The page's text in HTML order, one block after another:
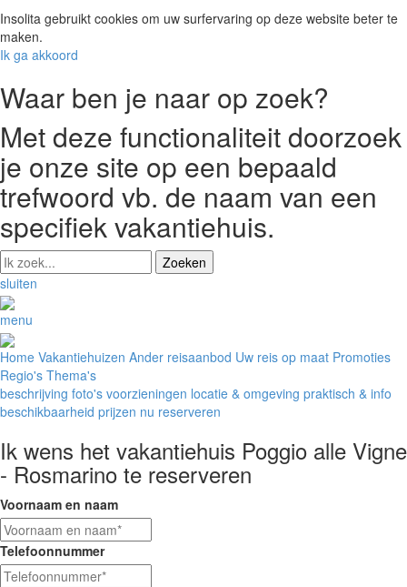
Insolita gebruikt cookies om uw surfervaring op deze website beter te
maken.
Ik ga akkoord
Waar ben je naar op zoek?
Met deze functionaliteit doorzoek
je onze site op een bepaald
trefwoord vb. de naam van een
specifiek vakantiehuis.
sluiten
menu
Home Vakantiehuizen Ander reisaanbod Uw reis op maat Promoties
Regio's Thema's
beschrijving foto's voorzieningen locatie & omgeving praktisch & info
beschikbaarheid prijzen nu reserveren
Ik wens het vakantiehuis Poggio alle Vigne
- Rosmarino te reserveren
Voornaam en naam
Telefoonnummer